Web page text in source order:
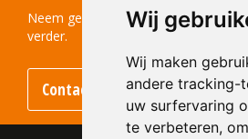
Wij
Wij maken
andere tracking-
uw surfervaring
te verbeteren, om
Neem gerust contact met ons op!
verder.
Contact opnemen